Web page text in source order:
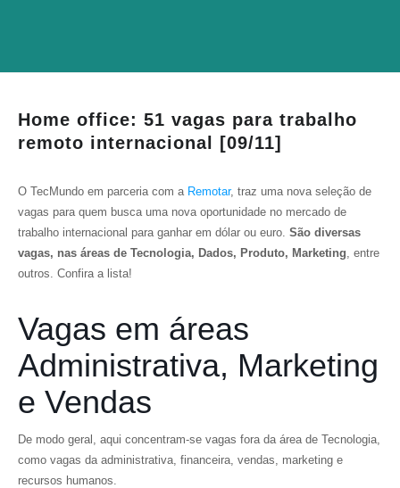
Home office: 51 vagas para trabalho
remoto internacional [09/11]
O TecMundo em parceria com a Remotar, traz uma nova seleção de
vagas para quem busca uma nova oportunidade no mercado de
trabalho internacional para ganhar em dólar ou euro. São diversas
vagas, nas áreas de Tecnologia, Dados, Produto, Marketing, entre
outros. Confira a lista!
Vagas em áreas
Administrativa, Marketing
e Vendas
De modo geral, aqui concentram-se vagas fora da área de Tecnologia,
como vagas da administrativa, financeira, vendas, marketing e
recursos humanos.